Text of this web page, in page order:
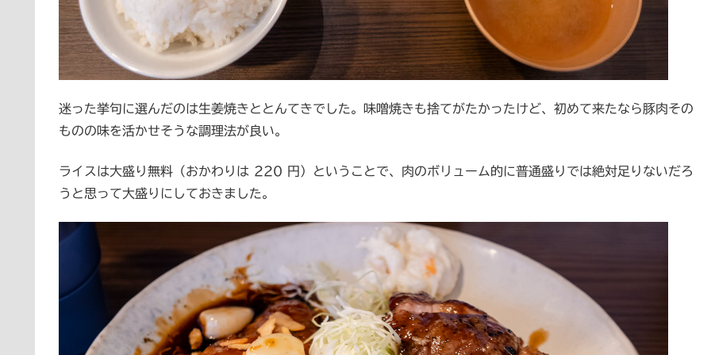
迷った挙句に選んだのは生姜焼きととんてきでした。味噌焼きも捨てがたかったけど、初めて来たなら豚肉その
ものの味を活かせそうな調理法が良い。
ライスは大盛り無料（おかわりは 220 円）ということで、肉のボリューム的に普通盛りでは絶対足りないだろ
うと思って大盛りにしておきました。